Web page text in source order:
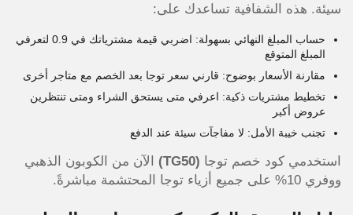
سيئة. هذه الشفافية تساعدك على:
حساب المبلغ النهائي بسهولة: اضربي قيمة مشترياتك في 0.9 لتعرفي
المبلغ المتوقع
مقارنة الأسعار بوضوح: قارني سعر توجا بعد الخصم مع متاجر أخرى
تخطيط مشتريات ذكية: اعرفي متى يستحق الشراء ومتى تنتظرين
عروض أكبر
تجنب خيبة الأمل: لا مفاجآت سيئة عند الدفع
استخدمي كود خصم توجا (TG50)
الآن من الكوبون الذهبي
ووفري 10% على جميع أزياء توجا المحتشمة مباشرةً.